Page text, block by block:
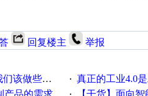
回复楼主 举报
做些什么 · 真正的工业4.0
产品的需求 【干货】面向